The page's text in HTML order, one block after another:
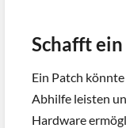
Schafft
Ein Patch
Abhilfe leisten
Hardware